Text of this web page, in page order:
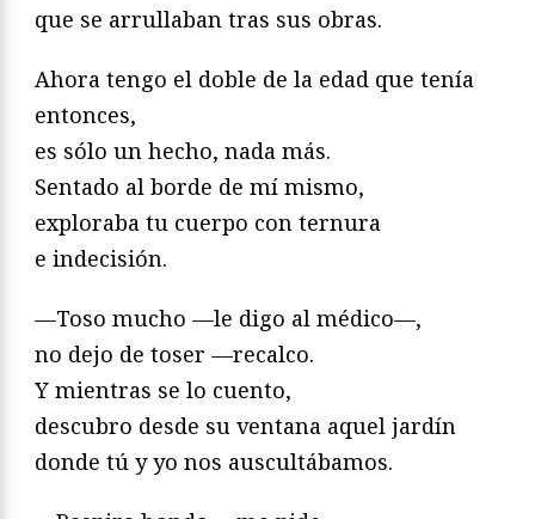
que se arrullaban tras sus obras.
Ahora tengo el doble de la edad que tenía
entonces,
es sólo un hecho, nada más.
Sentado al borde de mí mismo,
exploraba tu cuerpo con ternura
e indecisión.
—Toso mucho —le digo al médico—,
no dejo de toser —recalco.
Y mientras se lo cuento,
descubro desde su ventana aquel jardín
donde tú y yo nos auscultábamos.